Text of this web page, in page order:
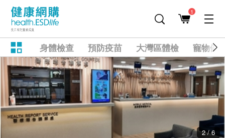
1
身體檢查 預防疫苗 大灣區體檢 寵物健
2 / 6